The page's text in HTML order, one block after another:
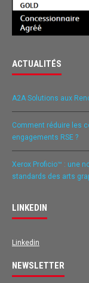
ACTUALITÉS
A2A Solutions aux
Comment réduire les
engagements RSE ?
Xerox Proficio™ : une
standards des arts
LINKEDIN
Linkedin
NEWSLETTER